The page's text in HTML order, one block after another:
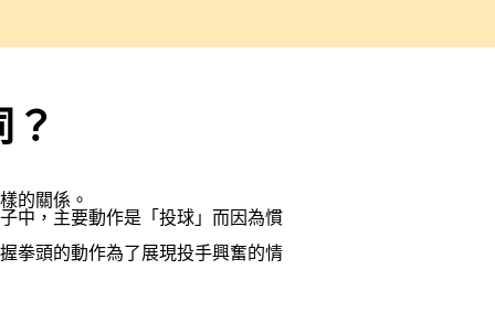
的關係。
中，主要動作是「投球」而因為慣
拳頭的動作為了展現投手興奮的情